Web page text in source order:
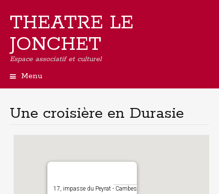
THEATRE LE
JONCHET
Espace associatif et culturel
Menu
principal
Une croisière en Durasie
17, impasse du Peyrat - Cambes